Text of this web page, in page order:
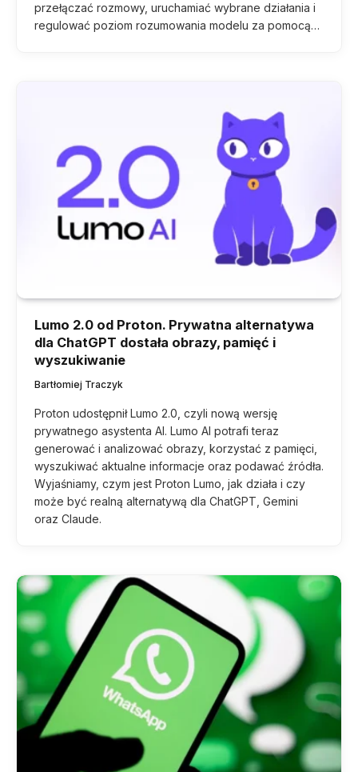
przełączać rozmowy, uruchamiać wybrane działania i
regulować poziom rozumowania modelu za pomocą…
Lumo 2.0 od Proton. Prywatna alternatywa
dla ChatGPT dostała obrazy, pamięć i
wyszukiwanie
Bartłomiej Traczyk
Proton udostępnił Lumo 2.0, czyli nową wersję
prywatnego asystenta AI. Lumo AI potrafi teraz
generować i analizować obrazy, korzystać z pamięci,
wyszukiwać aktualne informacje oraz podawać źródła.
Wyjaśniamy, czym jest Proton Lumo, jak działa i czy
może być realną alternatywą dla ChatGPT, Gemini
oraz Claude.